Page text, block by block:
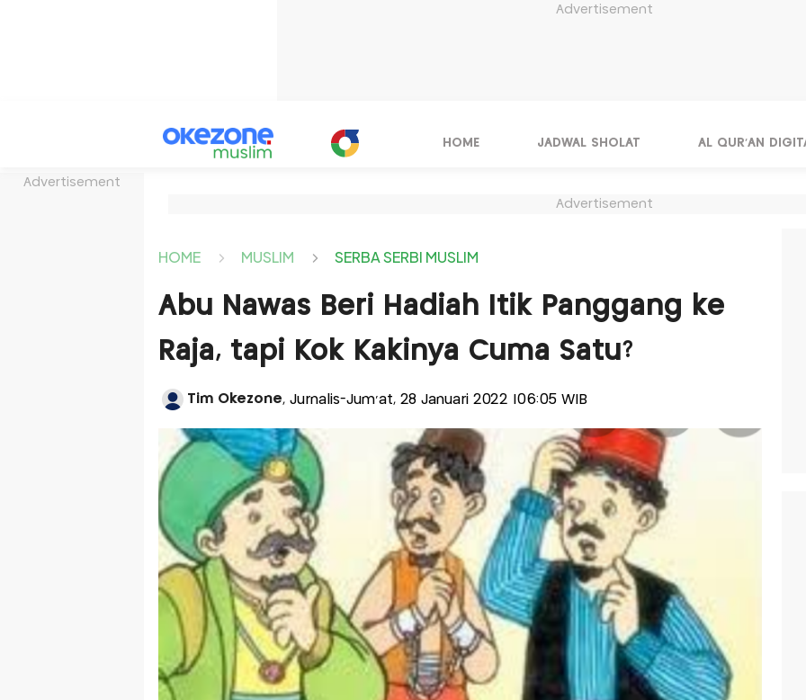
Advertisement
Advertisement
HOME JADWAL SHOLAT AL QUR'AN
Advertisement
HOME MUSLIM SERBA SERBI MUSLIM
Abu Nawas Beri Hadiah Itik Panggang ke
Raja, tapi Kok Kakinya Cuma Satu?
Tim Okezone, Jurnalis-Jum'at, 28 Januari 2022 |06:05 WIB